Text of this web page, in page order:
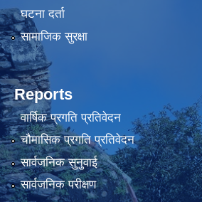
घटना दर्ता
सामाजिक सुरक्षा
Reports
वार्षिक प्रगति प्रतिवेदन
चौमासिक प्रगति प्रतिवेदन
सार्वजनिक सुनुवाई
सार्वजनिक परीक्षण